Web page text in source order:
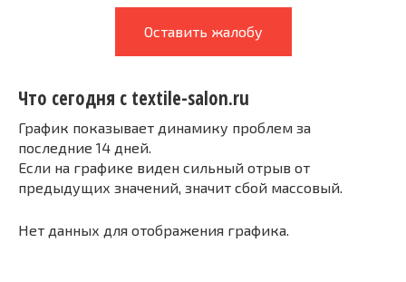
Оставить жалобу
Что сегодня с textile-salon.ru
График показывает динамику проблем за
последние 14 дней.
Если на графике виден сильный отрыв от
предыдущих значений, значит сбой массовый.
Нет данных для отображения графика.